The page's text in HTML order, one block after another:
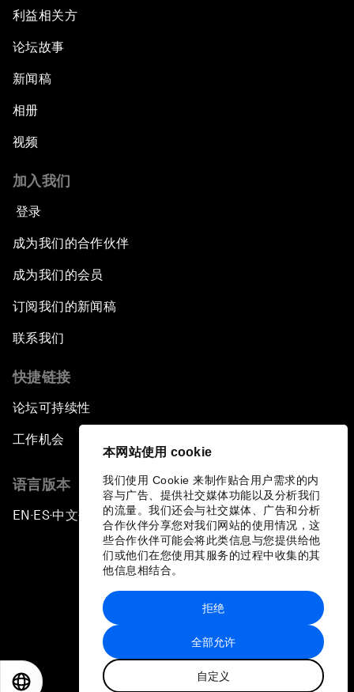
本网站使用 cookie
我们使用 Cookie 来制作贴合用户需求的内
容与广告、提供社交媒体功能以及分析我们
的流量。我们还会与社交媒体、广告和分析
合作伙伴分享您对我们网站的使用情况，这
些合作伙伴可能会将此类信息与您提供给他
们或他们在您使用其服务的过程中收集的其
他信息相结合。
全部允许
自定义
拒绝
利益相关方
论坛故事
新闻稿
相册
视频
加入我们
登录
成为我们的合作伙伴
成为我们的会员
订阅我们的新闻稿
联系我们
快捷链接
论坛可持续性
工作机会
语言版本
EN ▪ ES▪中文▪ 日本語
站点地图
世界经济论坛